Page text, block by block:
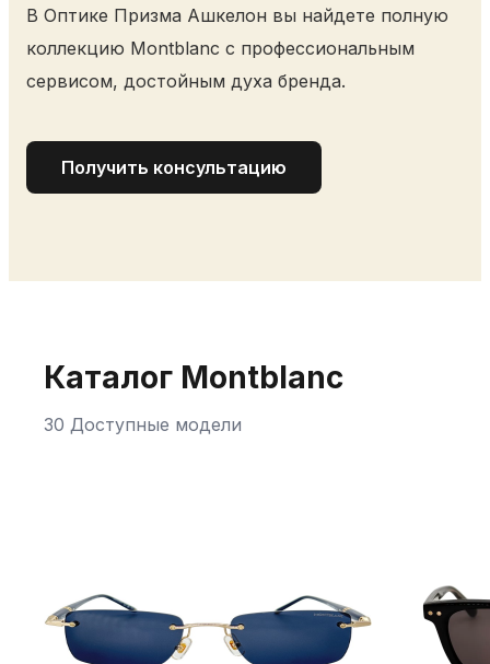
В Оптике Призма Ашкелон вы найдете полную
коллекцию Montblanc с профессиональным
сервисом, достойным духа бренда.
Получить консультацию
Каталог Montblanc
30 Доступные модели